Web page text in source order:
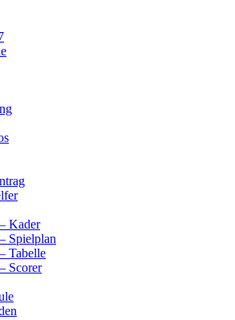
Kader
Spielplan
Tabelle
Scorer